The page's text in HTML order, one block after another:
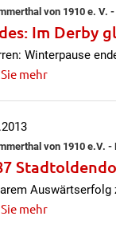
von 1910 e. V. -
Im Derby
Winterpause
mehr
von 1910 e.V. -
Auswärtserfolg
mehr